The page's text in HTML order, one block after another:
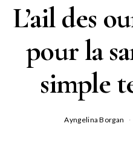
L’ail des
pour la
simple
Ayngelina Borgan